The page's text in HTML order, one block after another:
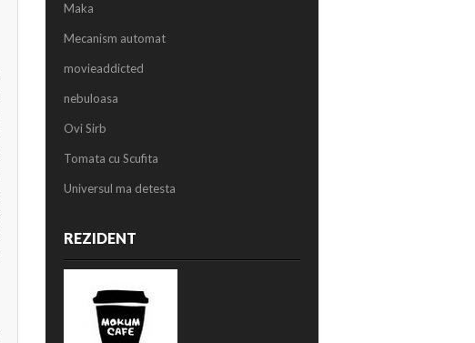
Maka
Mecanism automat
movieaddicted
nebuloasa
Ovi Sirb
Tomata cu Scufita
Universul ma detesta
REZIDENT